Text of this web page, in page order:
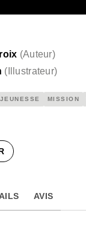
(Auteur)
( Illustrateur)
MISSION
AVIS